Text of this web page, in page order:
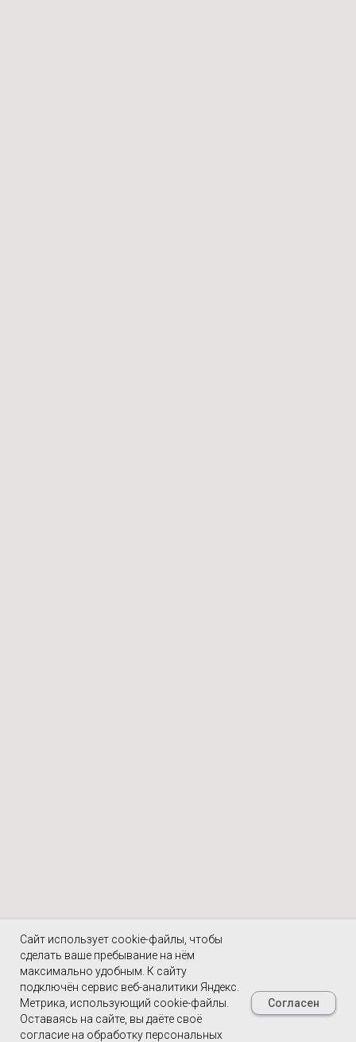
Сайт использует cookie-файлы, чтобы
сделать ваше пребывание на нём
максимально удобным. К cайту
подключён сервис веб-аналитики Яндекс.
Метрика, использующий cookie-файлы.
Оставаясь на сайте, вы даёте своё
согласие на обработку персональных
Согласен